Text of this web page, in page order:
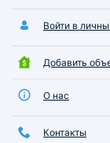
Войти в
Добавить
О нас
Контакты